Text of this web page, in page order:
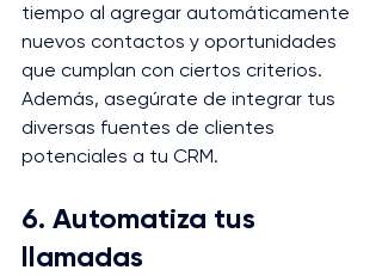
tiempo al agregar automáticamente
nuevos contactos y oportunidades
que cumplan con ciertos criterios.
Además, asegúrate de integrar tus
diversas fuentes de clientes
potenciales a tu CRM.
6. Automatiza tus
llamadas